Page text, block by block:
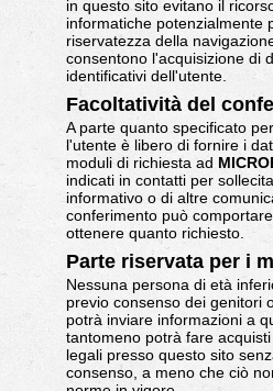
in questo sito evitano il
informatiche potenzialmente
riservatezza della
consentono l'acquisizione di
identificativi dell'utente.
Facoltatività del
A parte quanto specificato
l'utente è libero di fornire i
moduli di richiesta ad
indicati in contatti per
informativo o di altre
conferimento può
ottenere quanto richiesto.
Parte riservata per i
Nessuna persona di età
previo consenso dei genitori
potrà inviare informazioni a
tantomeno potrà fare
legali presso questo sito
consenso, a meno che ciò